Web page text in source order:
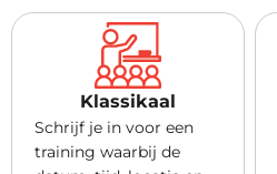
Klassikaal
Schrijf je in voor een
training waarbij de